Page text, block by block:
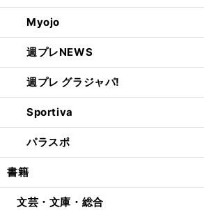
Myojo
週プレNEWS
週プレ グラジャパ!
Sportiva
パラスポ
書籍
文芸・文庫・総合